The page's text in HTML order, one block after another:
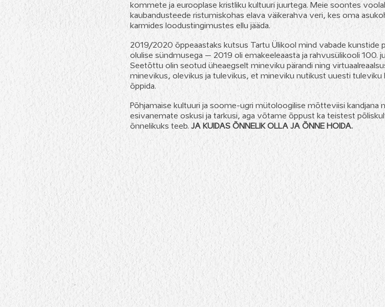
kommete ja eurooplase kristliku kultuuri juurtega. Meie soontes
kaubandusteede ristumiskohas elava väikerahva veri, kes oma
karmides loodustingimustes ellu jääda.
2019/2020 õppeaastaks kutsus Tartu Ülikool mind vabade kunstide
olulise sündmusega – 2019 oli emakeeleaasta ja rahvusülikooli 100.
Seetõttu olin seotud üheaegselt mineviku pärandi ning
minevikus, olevikus ja tulevikus, et mineviku nutikust uuesti tuleviku
õppida.
Põhjamaise kultuuri ja soome-ugri mütoloogilise mõtteviisi kandjana
esivanemate oskusi ja tarkusi, aga võtame õppust ka teistest
õnnelikuks teeb. JA KUIDAS ÕNNELIK OLLA JA ÕNNE HOIDA.